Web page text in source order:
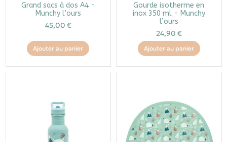
Grand sacs à dos A4 -
Munchy l’ours
45,00 €
Ajouter au panier
Gourde isotherme en
inox 350 ml - Munchy
l’ours
24,90 €
Ajouter au panier